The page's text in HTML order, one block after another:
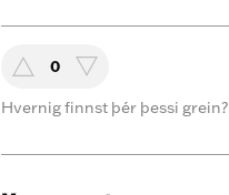
0
Hvernig finnst þér þessi grein?